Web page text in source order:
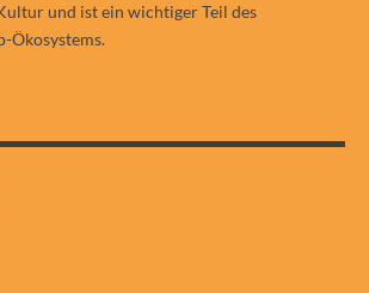
und ist ein wichtiger Teil des
Ökosystems.